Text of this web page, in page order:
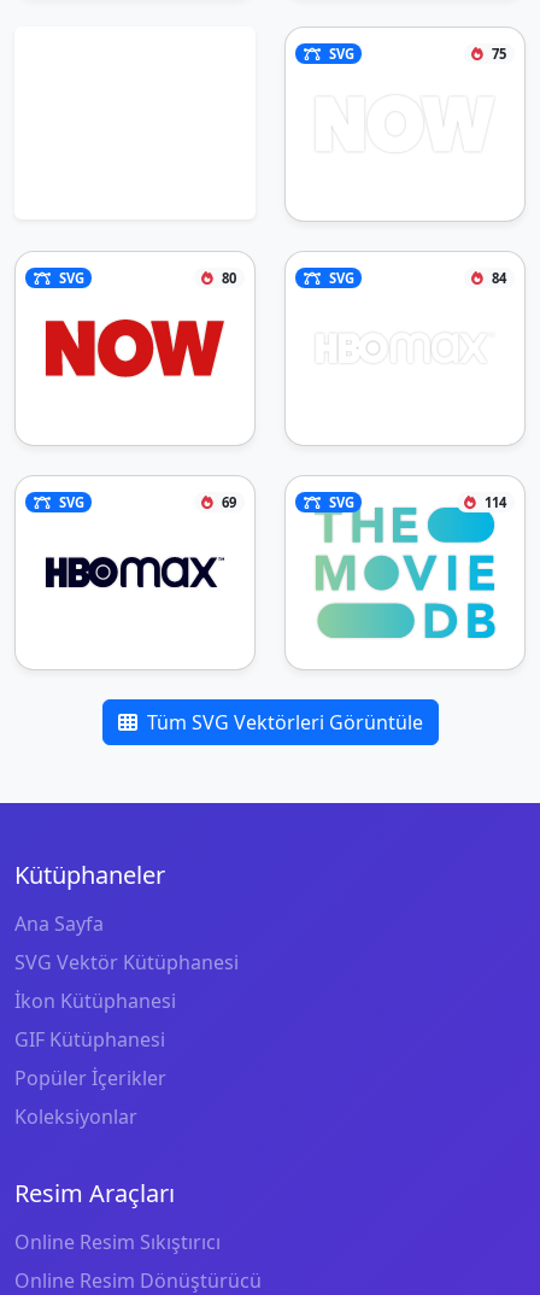
SVG 75
SVG 80 SVG 84
SVG 69 SVG 114
Tüm SVG Vektörleri Görüntüle
Kütüphaneler
Ana Sayfa
SVG Vektör Kütüphanesi
İkon Kütüphanesi
GIF Kütüphanesi
Popüler İçerikler
Koleksiyonlar
Resim Araçları
Online Resim Sıkıştırıcı
Online Resim Dönüştürücü